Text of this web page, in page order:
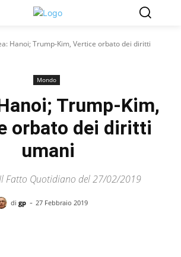
Hanoi; Trump-Kim, Vertice orbato dei diritti
Mondo
Trump-Kim,
orbato dei diritti
umani
Fatto Quotidiano del 27/02/2019
di gp - 27 Febbraio 2019